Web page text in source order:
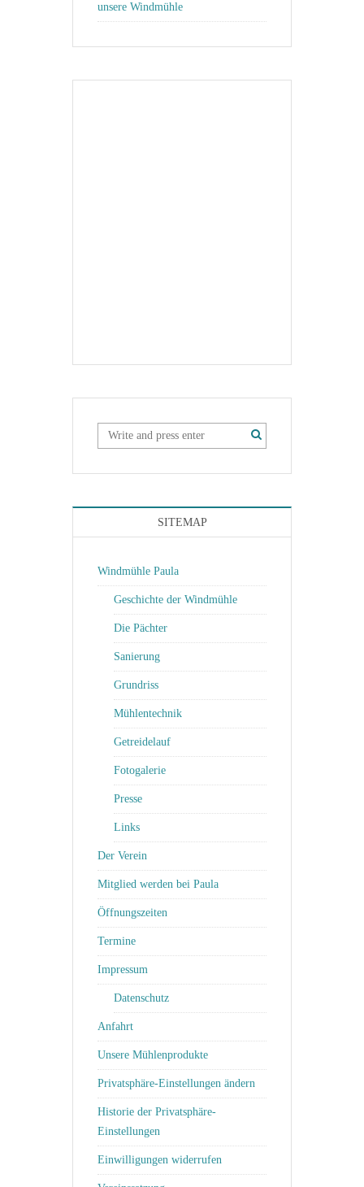
unsere Windmühle
SITEMAP
Windmühle Paula
Geschichte der Windmühle
Die Pächter
Sanierung
Grundriss
Mühlentechnik
Getreidelauf
Fotogalerie
Presse
Links
Der Verein
Mitglied werden bei Paula
Öffnungszeiten
Termine
Impressum
Datenschutz
Anfahrt
Unsere Mühlenprodukte
Privatsphäre-Einstellungen ändern
Historie der Privatsphäre-
Einstellungen
Einwilligungen widerrufen